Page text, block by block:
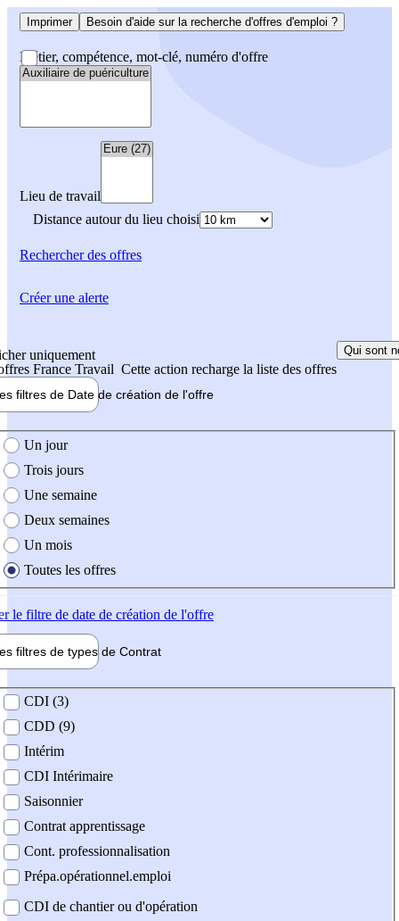
Imprimer Besoin d'aide sur la recherche d'offres d'emploi ?
Métier, compétence, mot-clé, numéro d'offre
Lieu de travail
Distance autour du lieu choisi
Rechercherdes offres
uniquement
France Travail Cette action recharge la liste des offres
Qui sont
filtres de Date de création de l'offre
création de l'offre
Un jour
Trois jours
Une semaine
Deux semaines
Un mois
Toutes les offres
le filtre de date de création de l'offre
filtres de types de Contrat
contrat
CDI (3)
CDD (9)
Intérim
CDI Intérimaire
Saisonnier
Contrat apprentissage
Cont. professionnalisation
Prépa.opérationnel.emploi
CDI de chantier ou d'opération
Créer une alerte